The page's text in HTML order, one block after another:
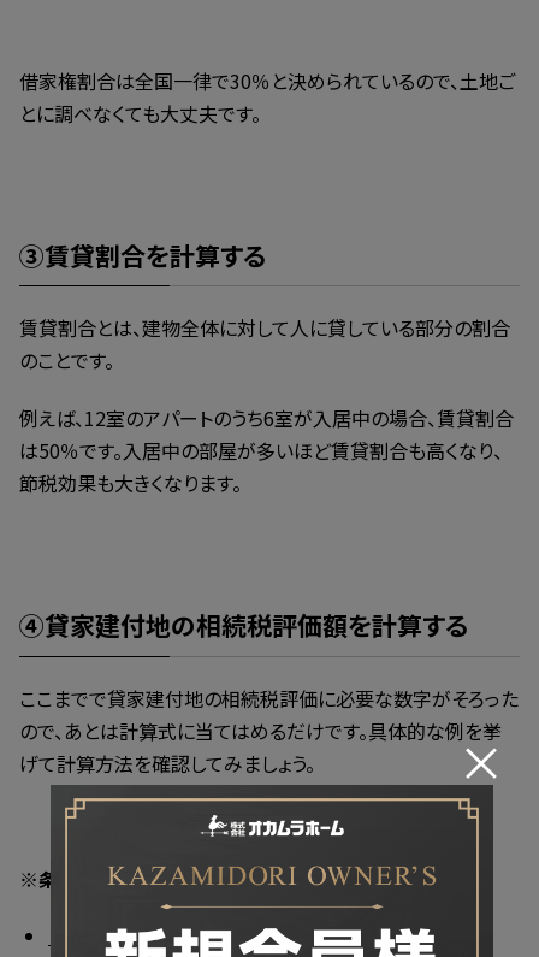
借家権割合は全国一律で30％と決められているので、土地ご
とに調べなくても大丈夫です。
③賃貸割合を計算する
賃貸割合とは、建物全体に対して人に貸している部分の割合
のことです。
例えば、12室のアパートのうち6室が入居中の場合、賃貸割合
は50％です。入居中の部屋が多いほど賃貸割合も高くなり、
節税効果も大きくなります。
④貸家建付地の相続税評価額を計算する
ここまでで貸家建付地の相続税評価に必要な数字がそろった
ので、あとは計算式に当てはめるだけです。具体的な例を挙
げて計算方法を確認してみましょう。
※条件
自用地の評価額 3,000万円
×